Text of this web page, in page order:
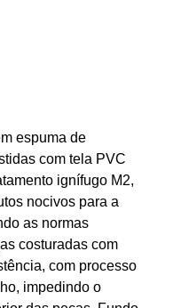
espuma de
com tela PVC
ignífugo M2,
nocivos para a
as normas
costuradas com
com processo
impedindo o